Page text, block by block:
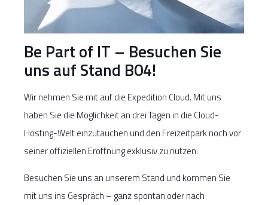
Be Part of IT – Besuchen Sie
uns auf Stand B04!
Wir nehmen Sie mit auf die Expedition Cloud. Mit uns
haben Sie die Möglichkeit an drei Tagen in die Cloud-
Hosting-Welt einzutauchen und den Freizeitpark noch vor
seiner offiziellen Eröffnung exklusiv zu nutzen.
Besuchen Sie uns an unserem Stand und kommen Sie
mit uns ins Gespräch – ganz spontan oder nach